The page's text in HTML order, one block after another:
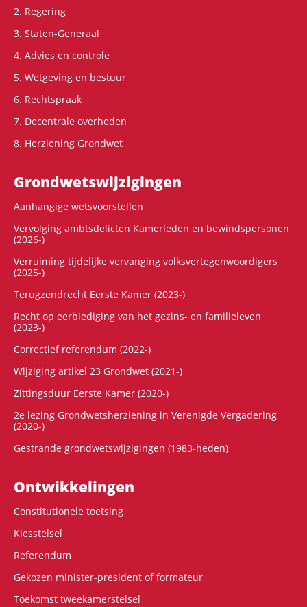
2. Regering
3. Staten-Generaal
4. Advies en controle
5. Wetgeving en bestuur
6. Rechtspraak
7. Decentrale overheden
8. Herziening Grondwet
Grondwets­wijzigingen
Aanhangige wetsvoorstellen
Vervolging ambtsdelicten Kamerleden en bewindspersonen
(2026-)
Verruiming tijdelijke vervanging volksvertegenwoordigers
(2025-)
Terugzendrecht Eerste Kamer (2023-)
Recht op eerbiediging van het gezins- en familieleven
(2023-)
Correctief referendum (2022-)
Wijziging artikel 23 Grondwet (2021-)
Zittingsduur Eerste Kamer (2020-)
2e lezing Grondwetsherziening in Verenigde Vergadering
(2020-)
Gestrande grondwetswijzigingen (1983-heden)
Ontwikke­lingen
Constitutionele toetsing
Kiesstelsel
Referendum
Gekozen minister-president of formateur
Toekomst tweekamerstelsel